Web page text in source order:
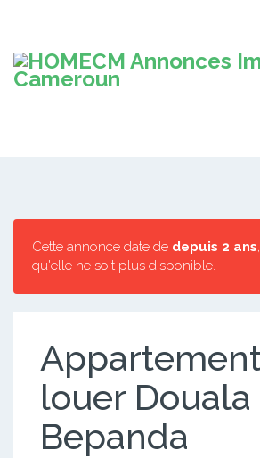
Cette annonce date de depuis 2 ans
qu'elle ne soit plus disponible.
louer Douala
Bepanda